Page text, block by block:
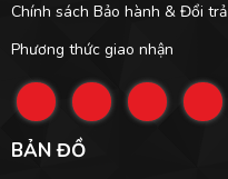
Chính sách Bảo hành & Đổi trả
Phương thức giao nhận
BẢN ĐỒ